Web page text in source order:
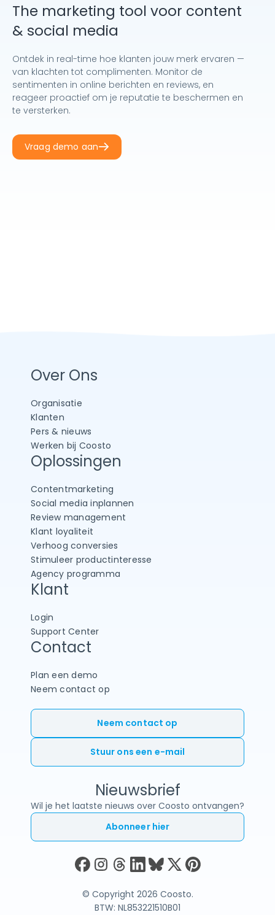
The marketing tool voor content
& social media
Ontdek in real-time hoe klanten jouw merk ervaren —
van klachten tot complimenten. Monitor de
sentimenten in online berichten en reviews, en
reageer proactief om je reputatie te beschermen en
te versterken.
Vraag demo aan
Neem contact op
Stuur ons een e-mail
Nieuwsbrief
Wil je het laatste nieuws over Coosto ontvangen?
Abonneer hier
Over Ons
Organisatie
Klanten
Pers & nieuws
Werken bij Coosto
Oplossingen
Contentmarketing
Social media inplannen
Review management
Klant loyaliteit
Verhoog conversies
Stimuleer productinteresse
Agency programma
Klant
Login
Support Center
Contact
Plan een demo
Neem contact op
© Copyright 2026 Coosto.
BTW: NL853221510B01